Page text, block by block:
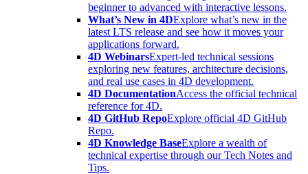
beginner to advanced with interactive lessons.
What’s New in 4DExplore what’s new in the
latest LTS release and see how it moves your
applications forward.
4D WebinarsExpert-led technical sessions
exploring new features, architecture decisions,
and real use cases in 4D development.
4D DocumentationAccess the official technical
reference for 4D.
4D GitHub RepoExplore official 4D GitHub
Repo.
4D Knowledge BaseExplore a wealth of
technical expertise through our Tech Notes and
Tips.